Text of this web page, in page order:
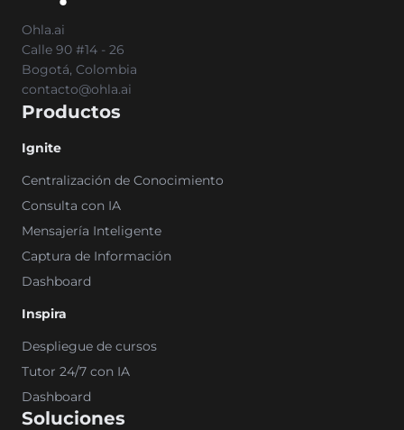
Ohla.ai
Calle 90 #14 - 26
Bogotá, Colombia
contacto@ohla.ai
Productos
Ignite
Centralización de Conocimiento
Consulta con IA
Mensajería Inteligente
Captura de Información
Dashboard
Inspira
Despliegue de cursos
Tutor 24/7 con IA
Dashboard
Soluciones